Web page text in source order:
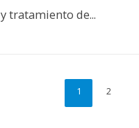
y tratamiento de...
1 2